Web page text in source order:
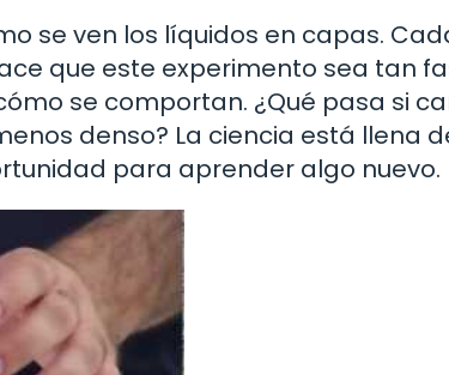
se ven los líquidos en capas.
que este experimento sea tan
se comportan. ¿Qué pasa si
denso? La ciencia está llena
para aprender algo nuevo.